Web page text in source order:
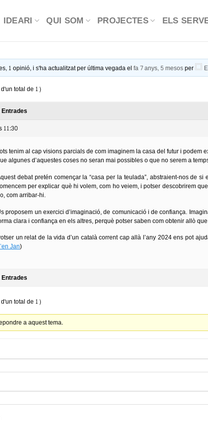
IDEARI QUI SOM PROJECTES ELS
1 opinió, i s'ha actualitzat per última vegada elfa 7 anys, 5 mesosper
total de 1)
Entrades
11:30
tenim al cap visions parcials de com imaginem la casa del futur i
algunes d’aquestes coses no seran mai possibles o que no serem a
debat pretén començar la “casa per la teulada”, abstraient-nos de
per explicar què hi volem, com ho veiem, i potser descobrirem
com arribar-hi.
proposem un exercici d’imaginació, de comunicació i de confiança.
clara i confiança en els altres, perquè potser saben com obtenir allò
un relat de la vida d’un català corrent cap allà l’any 2024 ens pot
Jan)
Entrades
total de 1)
a aquest tema.